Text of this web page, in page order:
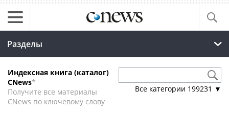
Разделы
Индексная книга (каталог)
CNews*
Получите все материалы
CNews по ключевому слову
Все категории 199231 ▼